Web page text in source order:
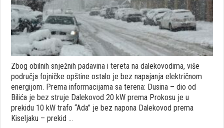
područja
bez
električne
energije
Zbog obilnih snježnih padavina i tereta na dalekovodima, više
područja fojničke opštine ostalo je bez napajanja električnom
energijom. Prema informacijama sa terena: Dusina – dio od
Bilića je bez struje Dalekovod 20 kW prema Prokosu je u
prekidu 10 kW trafo “Ada” je bez napona Dalekovod prema
Kiseljaku – prekid …